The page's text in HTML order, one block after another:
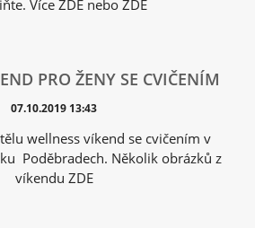
Více ZDE nebo ZDE
PRO ŽENY SE CVIČENÍM
07.10.2019 13:43
wellness víkend se cvičením v
Poděbradech. Několik obrázků z
víkendu ZDE